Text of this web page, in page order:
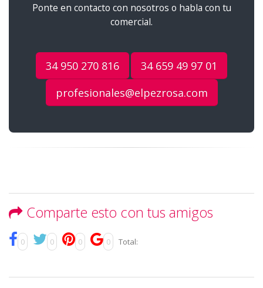
Ponte en contacto con nosotros o habla con tu
comercial.
34 950 270 816
34 659 49 97 01
profesionales@elpezrosa.com
Comparte esto con tus amigos
0 0 0 0 Total: